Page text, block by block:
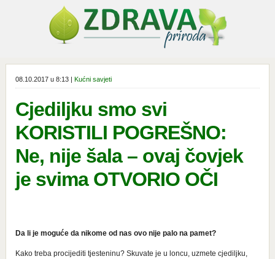
08.10.2017 u 8:13 | Kućni savjeti
Cjediljku smo svi
KORISTILI POGREŠNO:
Ne, nije šala – ovaj čovjek
je svima OTVORIO OČI
Da li je moguće da nikome od nas ovo nije palo na pamet?
Kako treba procijediti tjesteninu? Skuvate je u loncu, uzmete cjediljku,